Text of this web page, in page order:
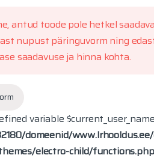
antud toode pole hetkel
nupust päringuvorm ning
saadavuse ja hinna kohta.
variable
domeenid/
electro-child/functions.php